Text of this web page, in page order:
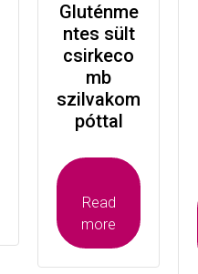
Gluténme
ntes sült
csirkeco
mb
szilvakom
póttal
Read
more